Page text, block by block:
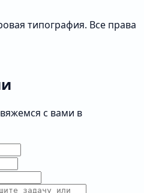
типография. Все права
с вами в